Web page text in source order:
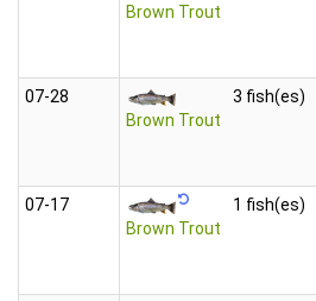
Brown Trout
07‑28
Brown Trout
3 fish(es)
07‑17
Brown Trout
1 fish(es)